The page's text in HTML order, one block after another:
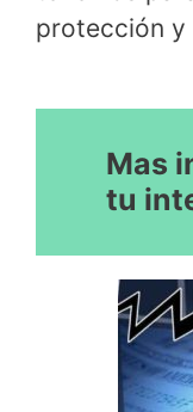
protección y
Mas
tu